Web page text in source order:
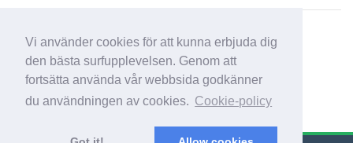
Vi använder cookies för att kunna erbjuda dig
den bästa surfupplevelsen. Genom att
fortsätta använda vår webbsida godkänner
du användningen av cookies. Cookie-policy